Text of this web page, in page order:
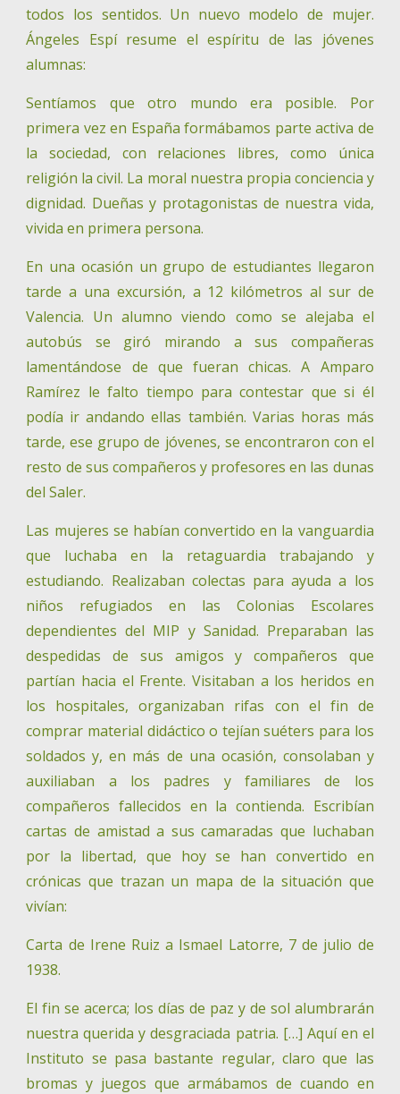
todos los sentidos. Un nuevo modelo de mujer.
Ángeles Espí resume el espíritu de las jóvenes
alumnas:
Sentíamos que otro mundo era posible. Por
primera vez en España formábamos parte activa de
la sociedad, con relaciones libres, como única
religión la civil. La moral nuestra propia conciencia y
dignidad. Dueñas y protagonistas de nuestra vida,
vivida en primera persona.
En una ocasión un grupo de estudiantes llegaron
tarde a una excursión, a 12 kilómetros al sur de
Valencia. Un alumno viendo como se alejaba el
autobús se giró mirando a sus compañeras
lamentándose de que fueran chicas. A Amparo
Ramírez le falto tiempo para contestar que si él
podía ir andando ellas también. Varias horas más
tarde, ese grupo de jóvenes, se encontraron con el
resto de sus compañeros y profesores en las dunas
del Saler.
Las mujeres se habían convertido en la vanguardia
que luchaba en la retaguardia trabajando y
estudiando. Realizaban colectas para ayuda a los
niños refugiados en las Colonias Escolares
dependientes del MIP y Sanidad. Preparaban las
despedidas de sus amigos y compañeros que
partían hacia el Frente. Visitaban a los heridos en
los hospitales, organizaban rifas con el fin de
comprar material didáctico o tejían suéters para los
soldados y, en más de una ocasión, consolaban y
auxiliaban a los padres y familiares de los
compañeros fallecidos en la contienda. Escribían
cartas de amistad a sus camaradas que luchaban
por la libertad, que hoy se han convertido en
crónicas que trazan un mapa de la situación que
vivían:
Carta de Irene Ruiz a Ismael Latorre, 7 de julio de
1938.
El fin se acerca; los días de paz y de sol alumbrarán
nuestra querida y desgraciada patria. […] Aquí en el
Instituto se pasa bastante regular, claro que las
bromas y juegos que armábamos de cuando en